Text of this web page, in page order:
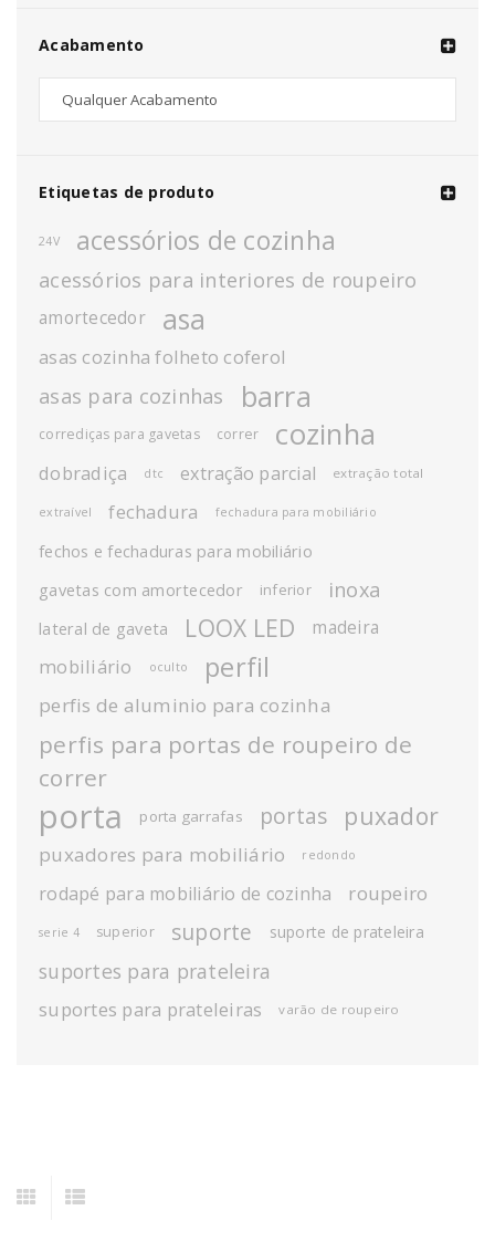
Acabamento
Etiquetas de produto
24V acessórios de cozinha
acessórios para interiores de roupeiro
amortecedor asa
asas cozinha folheto coferol
asas para cozinhas barra
corrediças para gavetas correr cozinha
dobradiça dtc extração parcial extração total
extraível fechadura fechadura para mobiliário
fechos e fechaduras para mobiliário
gavetas com amortecedor
inferior inoxa
lateral de gaveta LOOX LED madeira
mobiliário oculto perfil
perfis de aluminio para cozinha
perfis para portas de roupeiro de
correr
porta porta garrafas portas puxador
puxadores para mobiliário redondo
rodapé para mobiliário de cozinha roupeiro
serie 4 superior suporte suporte de prateleira
suportes para prateleira
suportes para prateleiras varão de roupeiro